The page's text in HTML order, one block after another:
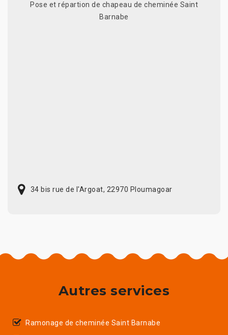
Pose et répartion de chapeau de cheminée Saint
Barnabe
34 bis rue de l'Argoat, 22970 Ploumagoar
Autres services
Ramonage de cheminée Saint Barnabe